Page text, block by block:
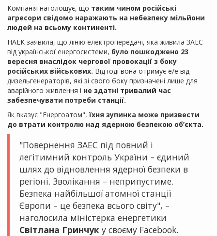
Компанія наголошує, що таким чином російські
агресори свідомо наражають на небезпеку мільйони
людей на всьому континенті.
НАЕК заявила, що лінію електропередачі, яка живила ЗАЕС
від української енергосистеми, було пошкоджено 23
вересня внаслідок чергової провокації з боку
російських військових. Відтоді вона отримує е/е від
дизельгенераторів, які зі свого боку призначені лише для
аварійного живлення і не здатні тривалий час
забезпечувати потреби станції.
Як вказує "Енергоатом", їхня зупинка може призвести
до втрати контролю над ядерною безпекою об’єкта.
"Повернення ЗАЕС під повний і
легітимний контроль України – єдиний
шлях до відновлення ядерної безпеки в
регіоні. Зволікання – неприпустиме.
Безпека найбільшої атомної станції
Європи – це безпека всього світу", –
наголосила міністерка енергетики
Світлана Гринчук у своєму Facebook.